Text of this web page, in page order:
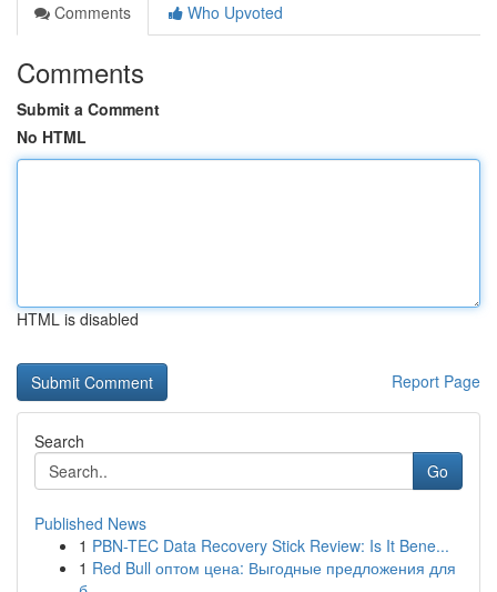
Comments
Who Upvoted
Comments
Submit a Comment
No HTML
HTML is disabled
Report Page
Search
Go
Published News
1 PBN-TEC Data Recovery Stick Review: Is It Bene...
1 Red Bull оптом цена: Выгодные предложения для